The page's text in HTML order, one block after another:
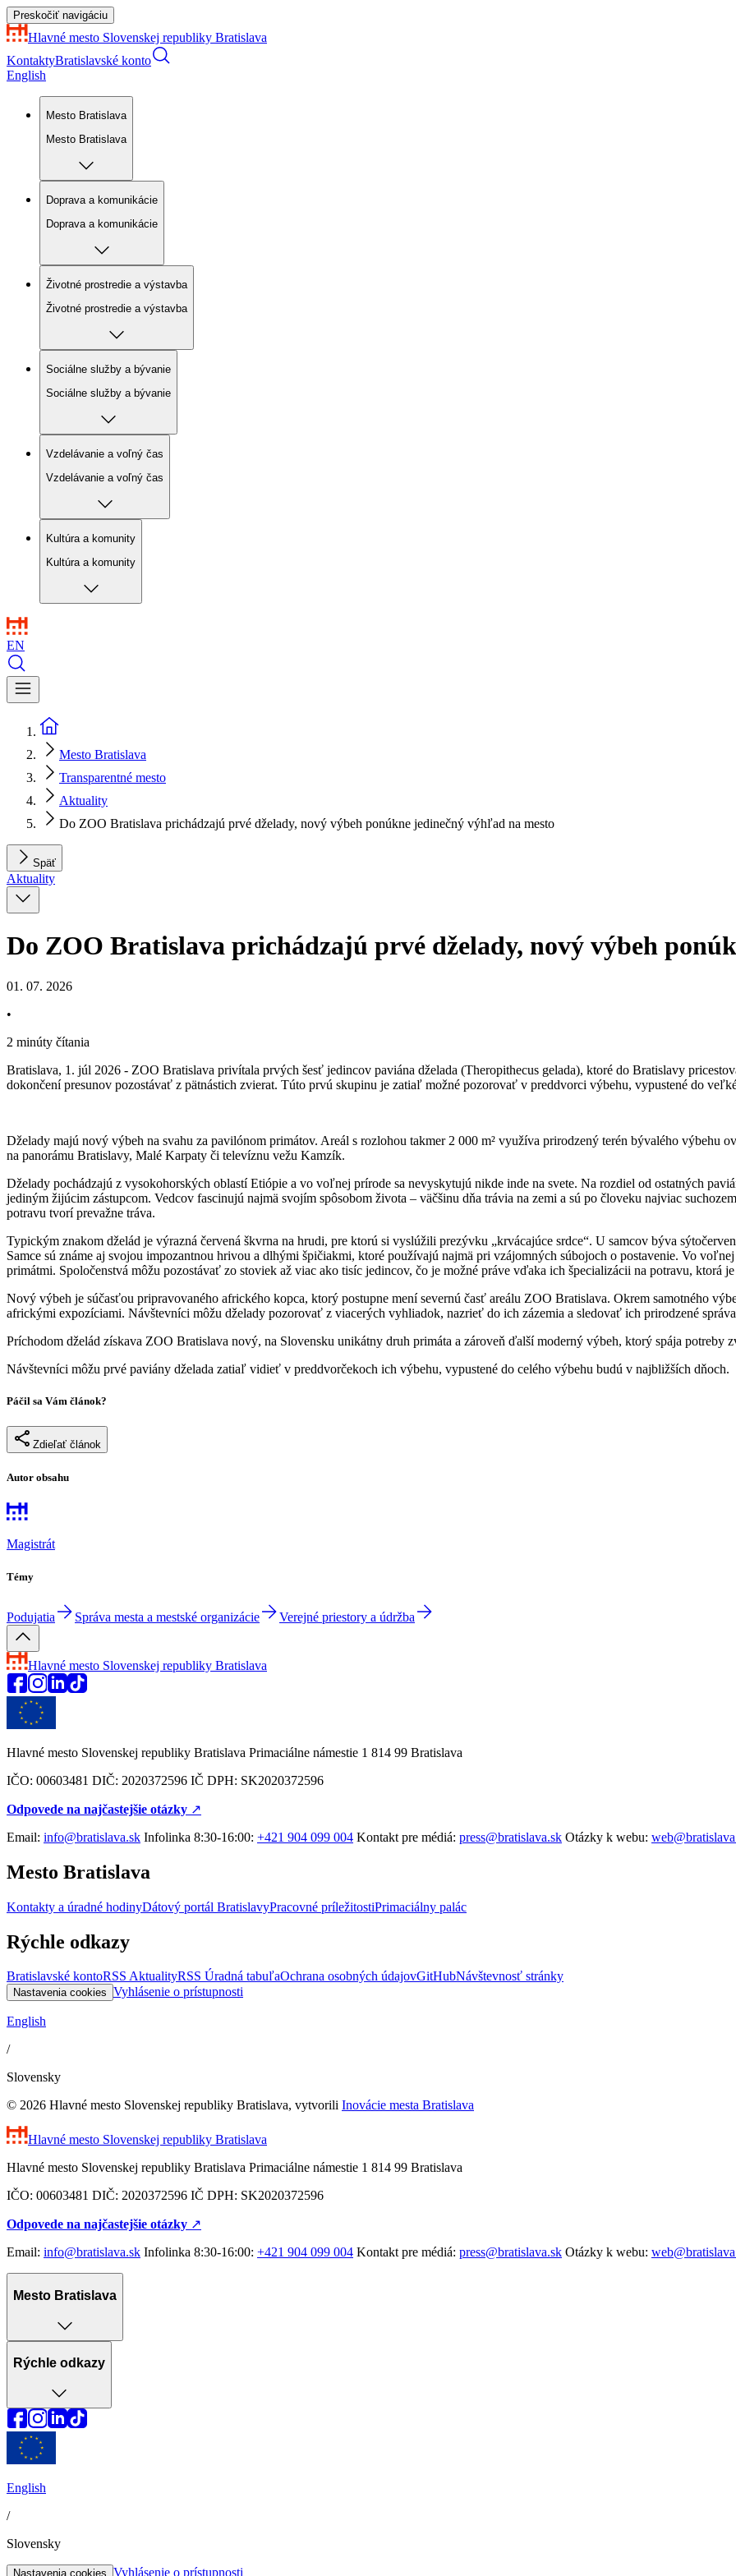
Preskočiť navigáciu
Hlavné mesto Slovenskej republiky Bratislava
KontaktyBratislavské konto
English
Mesto Bratislava
Mesto Bratislava
Doprava a komunikácie
Doprava a komunikácie
Životné prostredie a výstavba
Životné prostredie a výstavba
Sociálne služby a bývanie
Sociálne služby a bývanie
Vzdelávanie a voľný čas
Vzdelávanie a voľný čas
Kultúra a komunity
Kultúra a komunity
EN
Mesto Bratislava
Transparentné mesto
Aktuality
Do ZOO Bratislava prichádzajú prvé dželady, nový výbeh ponúkne jedinečný výhľad na mesto
Späť
Aktuality
Do ZOO Bratislava prichádzajú prvé dželady, nový výbeh
01. 07. 2026
•
2 minúty čítania
Bratislava, 1. júl 2026 - ZOO Bratislava privítala prvých šesť jedincov paviána dželada (Theropithecus gelada), ktoré do Bratislavy
dokončení presunov pozostávať z pätnástich zvierat. Túto prvú skupinu je zatiaľ možné pozorovať v preddvorci výbehu, vypustené do
Dželady majú nový výbeh na svahu za pavilónom primátov. Areál s rozlohou takmer 2 000 m² využíva prirodzený terén bývalého výbehu
na panorámu Bratislavy, Malé Karpaty či televíznu vežu Kamzík.
Dželady pochádzajú z vysokohorských oblastí Etiópie a vo voľnej prírode sa nevyskytujú nikde inde na svete. Na rozdiel od ostatných
jediným žijúcim zástupcom. Vedcov fascinujú najmä svojím spôsobom života – väčšinu dňa trávia na zemi a sú po človeku najviac
potravu tvorí prevažne tráva.
Typickým znakom dželád je výrazná červená škvrna na hrudi, pre ktorú si vyslúžili prezývku „krvácajúce srdce“. U samcov býva
Samce sú známe aj svojou impozantnou hrivou a dlhými špičiakmi, ktoré používajú najmä pri vzájomných súbojoch o postavenie. Vo
primátmi. Spoločenstvá môžu pozostávať zo stoviek až viac ako tisíc jedincov, čo je možné práve vďaka ich špecializácii na potravu, ktorá
Nový výbeh je súčasťou pripravovaného afrického kopca, ktorý postupne mení severnú časť areálu ZOO Bratislava. Okrem samotného
africkými expozíciami. Návštevníci môžu dželady pozorovať z viacerých vyhliadok, nazrieť do ich zázemia a sledovať ich prirodzené
Príchodom dželád získava ZOO Bratislava nový, na Slovensku unikátny druh primáta a zároveň ďalší moderný výbeh, ktorý spája potreby
Návštevníci môžu prvé paviány dželada zatiaľ vidieť v preddvorčekoch ich výbehu, vypustené do celého výbehu budú v najbližších dňoch.
Páčil sa Vám článok?
Zdieľať článok
Autor obsahu
Magistrát
Témy
Podujatia Správa mesta a mestské organizácie Verejné priestory a údržba
Hlavné mesto Slovenskej republiky Bratislava
Hlavné mesto Slovenskej republiky Bratislava Primaciálne námestie 1 814 99 Bratislava
IČO: 00603481 DIČ: 2020372596 IČ DPH: SK2020372596
Odpovede na najčastejšie otázky ↗︎
Email: info@bratislava.sk Infolinka 8:30-16:00: +421 904 099 004 Kontakt pre médiá: press@bratislava.sk Otázky k webu:
Mesto Bratislava
Kontakty a úradné hodinyDátový portál BratislavyPracovné príležitostiPrimaciálny palác
Rýchle odkazy
Bratislavské kontoRSS AktualityRSS Úradná tabuľaOchrana osobných údajovGitHubNávštevnosť stránky
Nastavenia cookies Vyhlásenie o prístupnosti
English
/
Slovensky
© 2026 Hlavné mesto Slovenskej republiky Bratislava, vytvorili Inovácie mesta Bratislava
Hlavné mesto Slovenskej republiky Bratislava
Hlavné mesto Slovenskej republiky Bratislava Primaciálne námestie 1 814 99 Bratislava
IČO: 00603481 DIČ: 2020372596 IČ DPH: SK2020372596
Odpovede na najčastejšie otázky ↗︎
Email: info@bratislava.sk Infolinka 8:30-16:00: +421 904 099 004 Kontakt pre médiá: press@bratislava.sk Otázky k webu:
Mesto Bratislava
Rýchle odkazy
English
/
Slovensky
Nastavenia cookies Vyhlásenie o prístupnosti